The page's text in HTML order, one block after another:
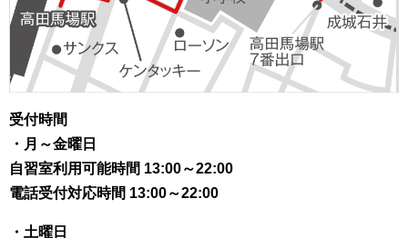
受付時間
・ 月～金曜日
自習室利用可能時間 13:00～22:00
電話受付対応時間 13:00～22:00
・土曜日